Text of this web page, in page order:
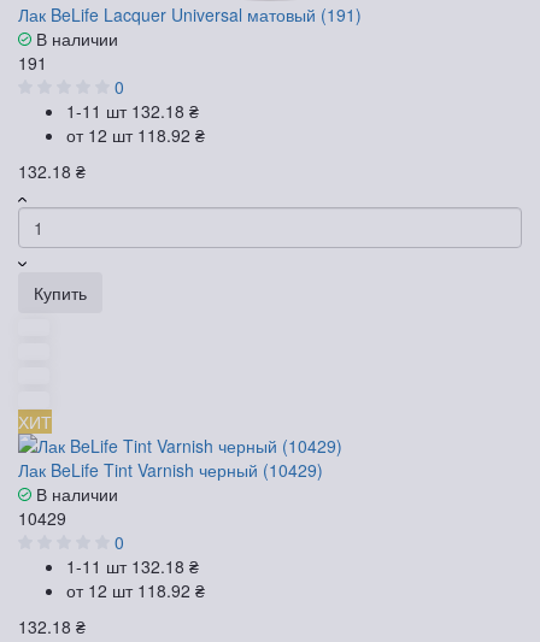
Лак BeLife Lacquer Universal матовый (191)
В наличии
191
0
1-11 шт 132.18 ₴
от 12 шт 118.92 ₴
132.18 ₴
Купить
ХИТ
Лак BeLife Tint Varnish черный (10429)
В наличии
10429
0
1-11 шт 132.18 ₴
от 12 шт 118.92 ₴
132.18 ₴